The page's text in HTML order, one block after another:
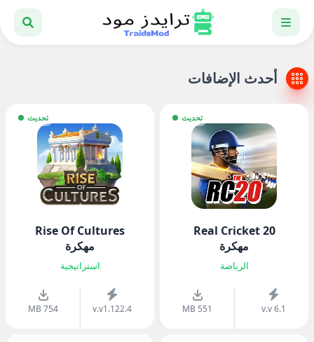
أحدث الإضافات
تحديث
Real Cricket 20
مهكرة
الرياضة
v.v 6.1
551 MB
تحديث
Rise Of Cultures
مهكرة
استراتيجية
v.v1.122.4
754 MB